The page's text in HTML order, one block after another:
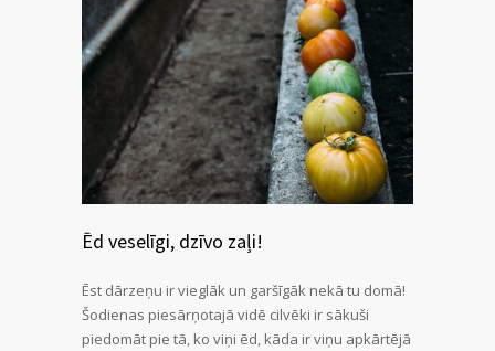
Ēd veselīgi, dzīvo zaļi!
Ēst dārzeņu ir vieglāk un garšīgāk nekā tu domā!
Šodienas piesārņotajā vidē cilvēki ir sākuši
piedomāt pie tā, ko viņi ēd, kāda ir viņu apkārtējā